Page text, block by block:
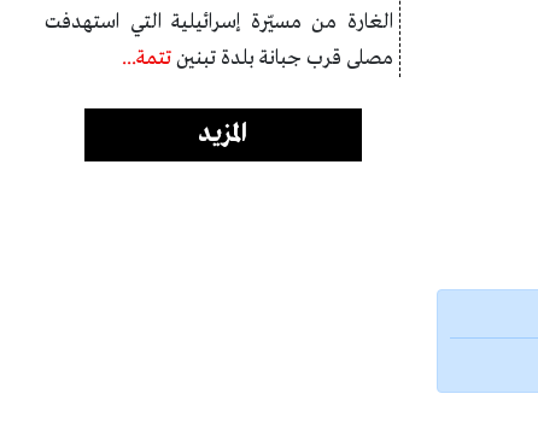
الغارة من مسيّرة إسرائيلية التي استهدفت
مصلى قرب جبانة بلدة تبنينتتمة...
المزيد